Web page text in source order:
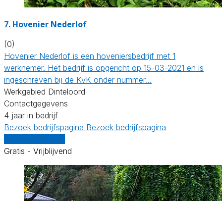
7. Hovenier Nederlof
(0)
Hovenier Nederlof is een hoveniersbedrijf met 1
werknemer. Het bedrijf is opgericht op 15-03-2021 en is
ingeschreven bij de KvK onder nummer…
Werkgebied Dinteloord
Contactgegevens
4 jaar in bedrijf
Bezoek bedrijfspagina Bezoek bedrijfspagina
Gratis - Vrijblijvend